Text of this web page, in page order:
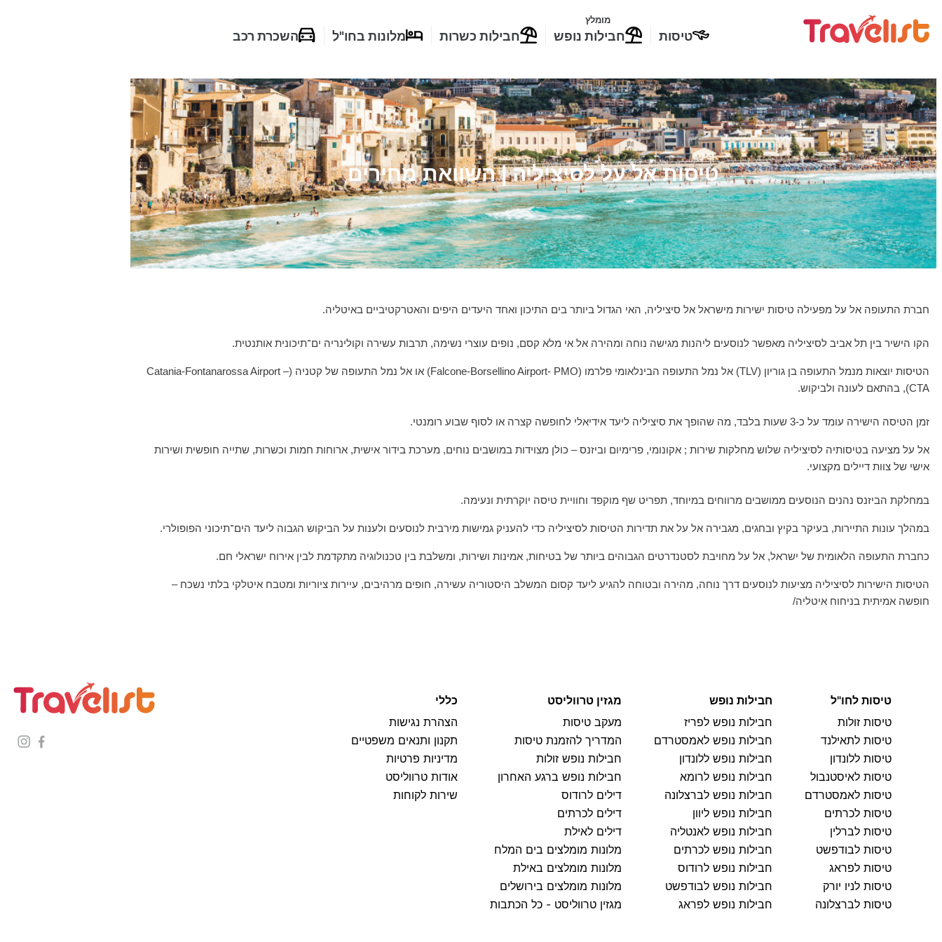
טיסות
מומלץ
חבילות נופש חבילות כשרות מלונות בחו"ל השכרת רכב
טיסות אל על לסיציליה | השוואת מחירים
חברת התעופה אל על מפעילה טיסות ישירות מישראל אל סיציליה, האי הגדול ביותר בים התיכון ואחד היעדים היפים והאטרקטיביים באיטליה.
הקו הישיר בין תל אביב לסיציליה מאפשר לנוסעים ליהנות מגישה נוחה ומהירה אל אי מלא קסם, נופים עוצרי נשימה, תרבות עשירה וקולינריה ים־תיכונית אותנטית.
הטיסות יוצאות מנמל התעופה בן גוריון (TLV) אל נמל התעופה הבינלאומי פלרמו (Falcone-Borsellino Airport- PMO) או אל נמל התעופה של קטניה (Catania-Fontanarossa Airport –
CTA), בהתאם לעונה ולביקוש.
זמן הטיסה הישירה עומד על כ-3 שעות בלבד, מה שהופך את סיציליה ליעד אידיאלי לחופשה קצרה או לסוף שבוע רומנטי.
אל על מציעה בטיסותיה לסיציליה שלוש מחלקות שירות ; אקונומי, פרימיום וביזנס – כולן מצוידות במושבים נוחים, מערכת בידור אישית, ארוחות חמות וכשרות, שתייה חופשית ושירות
אישי של צוות דיילים מקצועי.
במחלקת הביזנס נהנים הנוסעים ממושבים מרווחים במיוחד, תפריט שף מוקפד וחוויית טיסה יוקרתית ונעימה.
במהלך עונות התיירות, בעיקר בקיץ ובחגים, מגבירה אל על את תדירות הטיסות לסיציליה כדי להעניק גמישות מירבית לנוסעים ולענות על הביקוש הגבוה ליעד הים־תיכוני הפופולרי.
כחברת התעופה הלאומית של ישראל, אל על מחויבת לסטנדרטים הגבוהים ביותר של בטיחות, אמינות ושירות, ומשלבת בין טכנולוגיה מתקדמת לבין אירוח ישראלי חם.
הטיסות הישירות לסיציליה מציעות לנוסעים דרך נוחה, מהירה ובטוחה להגיע ליעד קסום המשלב היסטוריה עשירה, חופים מרהיבים, עיירות ציוריות ומטבח איטלקי בלתי נשכח –
חופשה אמיתית בניחוח איטליה/
טיסות לחו"ל
טיסות זולות
טיסות לתאילנד
טיסות ללונדון
טיסות לאיסטנבול
טיסות לאמסטרדם
טיסות לכרתים
טיסות לברלין
טיסות לבודפשט
טיסות לפראג
טיסות לניו יורק
טיסות לברצלונה
חבילות נופש
חבילות נופש לפריז
חבילות נופש לאמסטרדם
חבילות נופש ללונדון
חבילות נופש לרומא
חבילות נופש לברצלונה
חבילות נופש ליוון
חבילות נופש לאנטליה
חבילות נופש לכרתים
חבילות נופש לרודוס
חבילות נופש לבודפשט
חבילות נופש לפראג
מגזין טרווליסט
מעקב טיסות
המדריך להזמנת טיסות
חבילות נופש זולות
חבילות נופש ברגע האחרון
דילים לרודוס
דילים לכרתים
דילים לאילת
מלונות מומלצים בים המלח
מלונות מומלצים באילת
מלונות מומלצים בירושלים
מגזין טרווליסט - כל הכתבות
כללי
הצהרת נגישות
תקנון ותנאים משפטיים
מדיניות פרטיות
אודות טרווליסט
שירות לקוחות